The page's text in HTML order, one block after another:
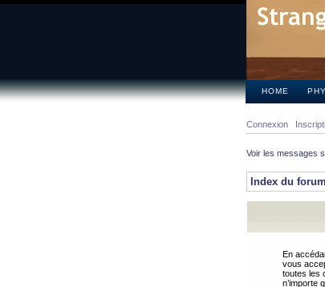
HOME
Connexion
Voir les messages
Index du forum
En
vous
toutes les
n’importe